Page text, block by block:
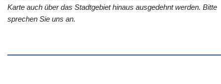
Karte auch über das Stadtgebiet hinaus ausgedehnt werden. Bitte
sprechen Sie uns an.